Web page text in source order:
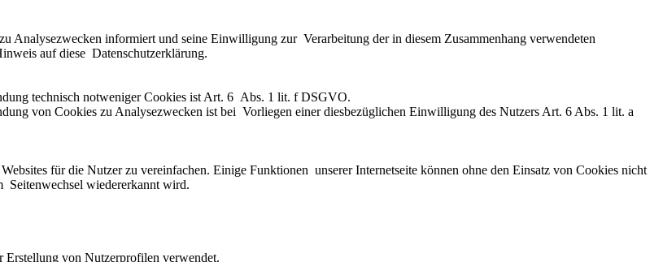
informiert und seine Einwilligung zur Verarbeitung der in diesem Zusammenhang verwendeten
auf diese Datenschutzerklärung.
technisch notweniger Cookies ist Art. 6 Abs. 1 lit. f DSGVO.
von Cookies zu Analysezwecken ist bei Vorliegen einer diesbezüglichen Einwilligung des Nutzers Art. 6 Abs. 1 lit. a
für die Nutzer zu vereinfachen. Einige Funktionen unserer Internetseite können ohne den Einsatz von Cookies nicht
Seitenwechsel wiedererkannt wird.
Erstellung von Nutzerprofilen verwendet.